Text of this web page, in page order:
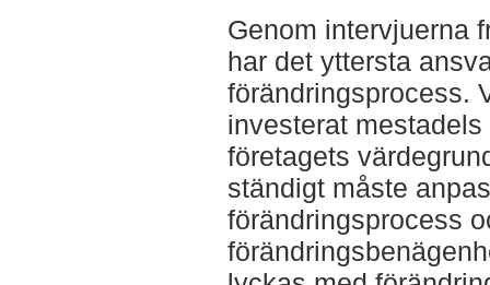
Genom intervjuerna
har det yttersta
förändringsprocess.
investerat
företagets
ständigt måste
förändringsprocess